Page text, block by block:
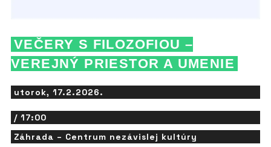
VEČERY S FILOZOFIOU –
VEREJNÝ PRIESTOR A UMENIE
utorok, 17.2.2026.
/ 17:00
Záhrada – Centrum nezávislej kultúry